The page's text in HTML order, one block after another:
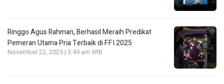
Ringgo Agus Rahman, Berhasil Meraih Predikat
Pemeran Utama Pria Terbaik di FFI 2025
November 22, 2025 | 3:49 am WIB